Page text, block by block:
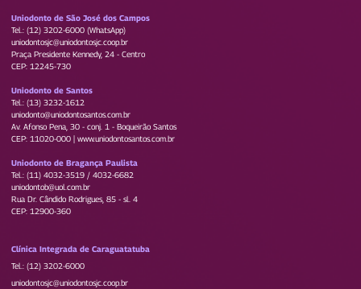
Uniodonto de São José dos Campos
Tel.: (12) 3202-6000 (WhatsApp)
uniodontosjc@uniodontosjc.coop.br
Praça Presidente Kennedy, 24 - Centro
CEP: 12245-730
Uniodonto de Santos
Tel.: (13) 3232-1612
uniodonto@uniodontosantos.com.br
Av. Afonso Pena, 30 - conj. 1 - Boqueirão Santos
CEP: 11020-000 | www.uniodontosantos.com.br
Uniodonto de Bragança Paulista
Tel.: (11) 4032-3519 / 4032-6682
uniodontob@uol.com.br
Rua Dr. Cândido Rodrigues, 85 - sl. 4
CEP: 12900-360
Clínica Integrada de Caraguatatuba
Tel.: (12) 3202-6000
uniodontosjc@uniodontosjc.coop.br